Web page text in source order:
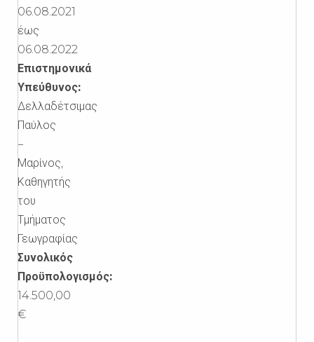
06.08.2021
έως
06.08.2022
Επιστημονικά
Υπεύθυνος:
Δελλαδέτσιμας
Παύλος
–
Μαρίνος,
Καθηγητής
του
Τμήματος
Γεωγραφίας
Συνολικός
Προϋπολογισμός:
14.500,00
€